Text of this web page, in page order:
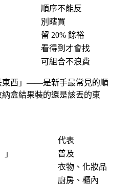
順序不能反
別瞎買
留 20% 餘裕
看得到才會找
可組合不浪費
東西 」——是新手最常見的順
盒結果裝的還是該丟的東
代表
」
普及
衣物、化妝品
廚房、櫃內